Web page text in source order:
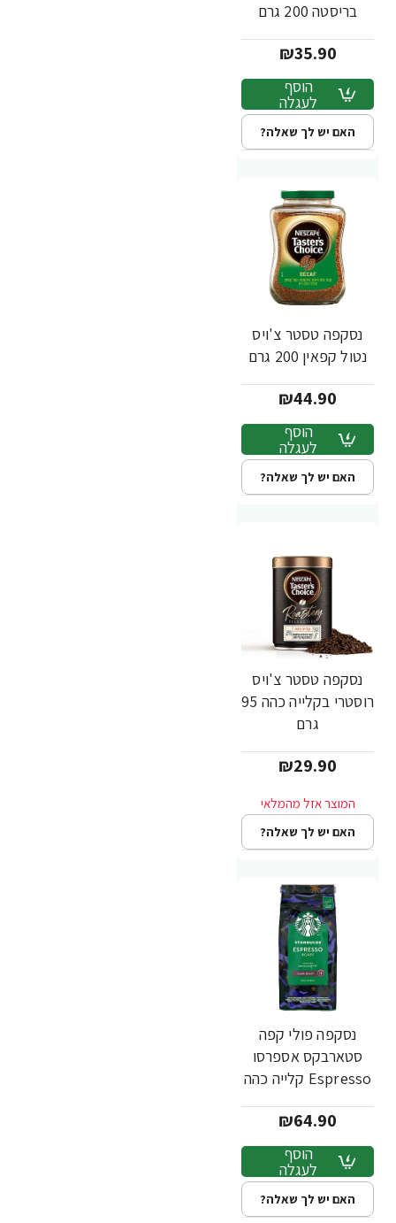
בריסטה 200 גרם
₪35.90
הוסף
לעגלה
האם יש לך שאלה?
נסקפה טסטר צ'ויס
נטול קפאין 200 גרם
₪44.90
הוסף
לעגלה
האם יש לך שאלה?
נסקפה טסטר צ'ויס
רוסטרי בקלייה כהה 95
גרם
₪29.90
האם יש לך שאלה?
נסקפה פולי קפה
סטארבקס אספרסו
Espresso קלייה כהה
₪64.90
הוסף
לעגלה
האם יש לך שאלה?